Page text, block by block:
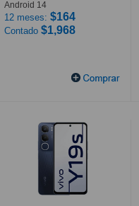
Android 14
12 meses: $164
Contado $1,968